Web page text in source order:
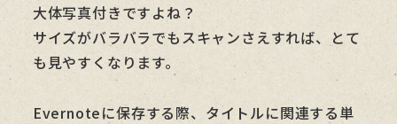
大体写真付きですよね？
サイズがバラバラでもスキャンさえすれば、とて
も見やすくなります。
Evernoteに保存する際、タイトルに関連する単